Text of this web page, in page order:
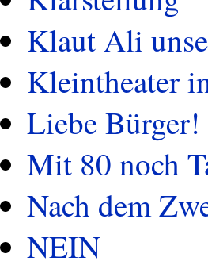
Klaut Ali
Kleintheater
Liebe Bürger!
Mit 80 noch
Nach dem
NEIN